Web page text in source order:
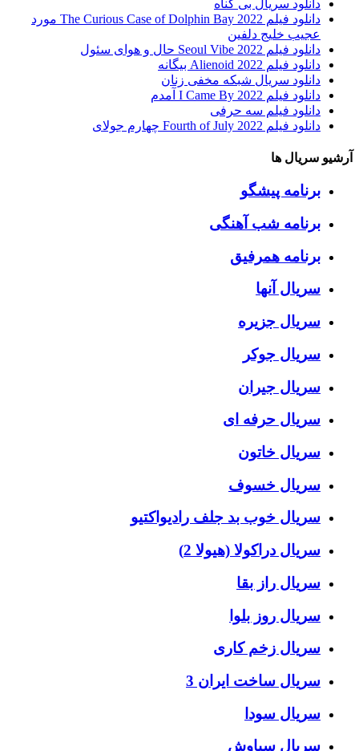
دانلود سریال بی گناه
دانلود فیلم The Curious Case of Dolphin Bay 2022 مورد
عجیب خلیج دلفین
دانلود فیلم Seoul Vibe 2022 حال و هوای سئول
دانلود فیلم Alienoid 2022 بیگانه
دانلود سریال شبکه مخفی زنان
دانلود فیلم I Came By 2022 آمدم
دانلود فیلم سه حرفی
دانلود فیلم Fourth of July 2022 چهارم جولای
آرشیو سریال ها
برنامه پیشگو
برنامه شب آهنگی
برنامه همرفیق
سریال آنها
سریال جزیره
سریال جوکر
سریال جیران
سریال حرفه ای
سریال خاتون
سریال خسوف
سریال خوب بد جلف رادیواکتیو
سریال دراکولا (هیولا 2)
سریال راز بقا
سریال روز بلوا
سریال زخم کاری
سریال ساخت ایران 3
سریال سودا
سریال سیاوش